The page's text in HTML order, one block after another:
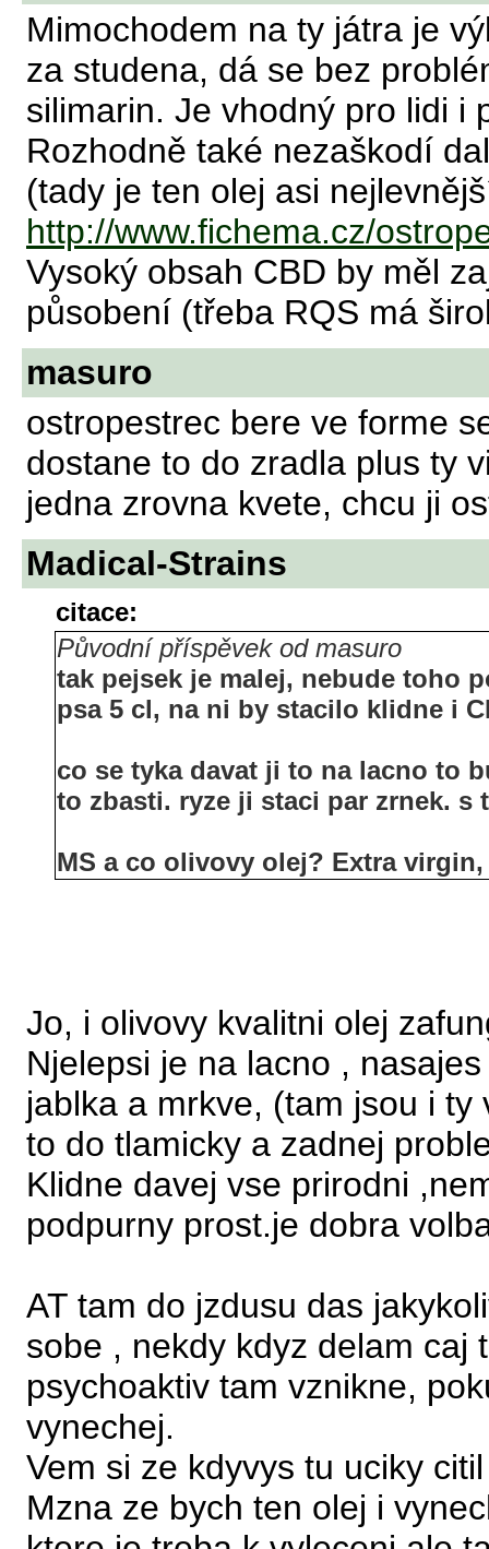
Mimochodem na ty játra je
za studena, dá se bez
silimarin. Je vhodný pro lidi i
Rozhodně také nezaškodí
(tady je ten olej asi
http://www.fichema.cz/
Vysoký obsah CBD by měl
působení (třeba RQS má
masuro
ostropestrec bere ve forme
dostane to do zradla plus ty
jedna zrovna kvete, chcu ji
Madical-Strains
citace:
Původní příspěvek od masuro
tak pejsek je malej, nebude toho
psa 5 cl, na ni by stacilo klidne i
co se tyka davat ji to na lacno to
to zbasti. ryze ji staci par zrnek. s
MS a co olivovy olej? Extra
Jo, i olivovy kvalitni olej
Njelepsi je na lacno ,
jablka a mrkve, (tam jsou i
to do tlamicky a zadnej
Klidne davej vse prirodni
podpurny prost.je dobra
AT tam do jzdusu das
sobe , nekdy kdyz delam caj
psychoaktiv tam vznikne,
vynechej.
Vem si ze kdyvys tu uciky
Mzna ze bych ten olej i